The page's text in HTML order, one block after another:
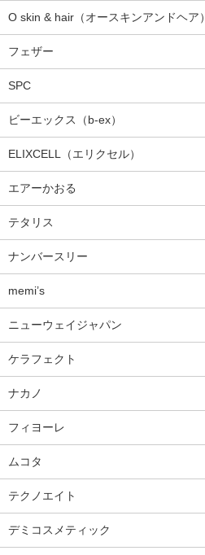
O skin & hair（オースキンアンドヘア）
フェザー
SPC
ビーエックス（b-ex）
ELIXCELL（エリクセル）
エアーかおる
テタリス
ナンバースリー
memi’s
ニューウェイジャパン
ケラフェクト
ナカノ
フィヨーレ
ムコタ
テクノエイト
デミコスメティック